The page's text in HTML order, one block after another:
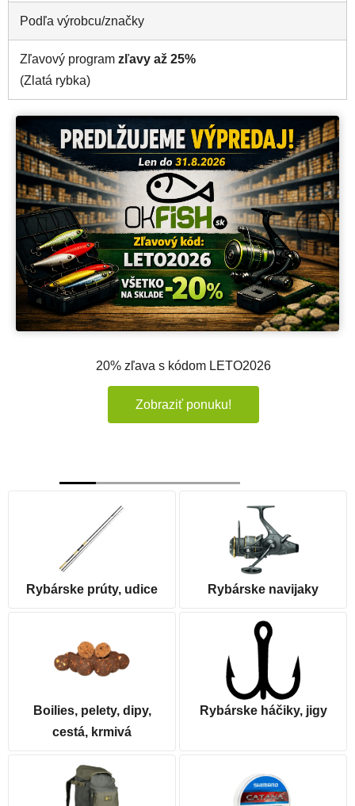
Podľa výrobcu/značky
Zľavový program zľavy až 25%
(Zlatá rybka)
Vitajte v OKfish
20% zľava s kódom LETO2026
Zobraziť ponuku!
Predchádzajúce
Rybárske prúty, udice Rybárske navijaky
Boilies, pelety, dipy,
cestá, krmivá
Rybárske háčiky, jigy